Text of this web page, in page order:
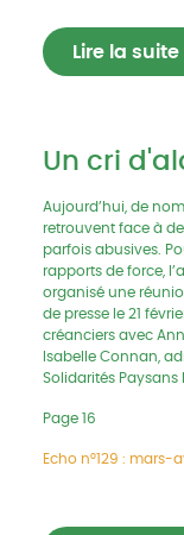
Lire la suite
Un cri
Aujourd’hui, de
retrouvent face à
parfois abusives.
rapports de force,
organisé une
de presse le 21
créanciers avec
Isabelle Connan,
Solidarités Paysans
Page 16
Echo n°129 : mars-